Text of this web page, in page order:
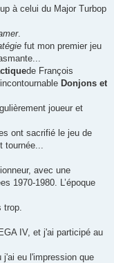
à celui du Major Turbop
.
fut mon premier jeu
de François
Donjons et
joueur et
ont sacrifié le jeu de
avec une
1970-1980. L’époque
IV, et j'ai participé au
j'ai eu l'impression que